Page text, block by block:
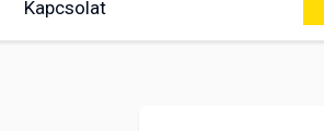
Kapcsolat